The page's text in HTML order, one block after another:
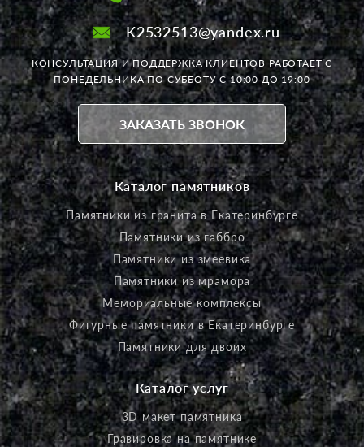
K2532513@yandex.ru
КОНСУЛЬТАЦИЯ И ПОДДЕРЖКА КЛИЕНТОВ РАБОТАЕТС
ПОНЕДЕЛЬНИКА ПО СУББОТУ С 10:00 ДО 19:00
ЗАКАЗАТЬ ЗВОНОК
Каталог памятников
Памятники из гранита в Екатеринбурге
Памятники из габбро
Памятники из змеевика
Памятники из мрамора
Мемориальные комплексы
Фигурные памятники в Екатеринбурге
Памятники для двоих
Каталог услуг
3D макет памятника
Гравировка на памятнике